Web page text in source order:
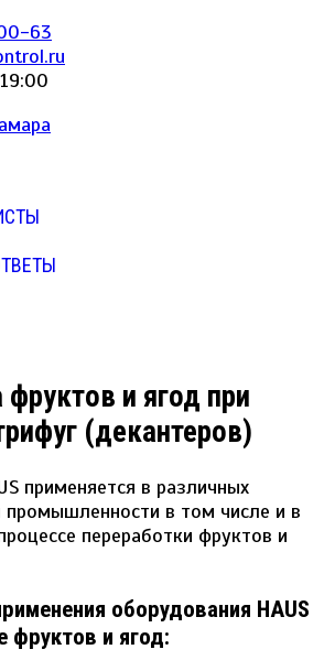
63
и ягод при
(декантеров)
применяется в различных
промышленности в том числе и в
переработки фруктов и
оборудования HAUS
фруктов и ягод: